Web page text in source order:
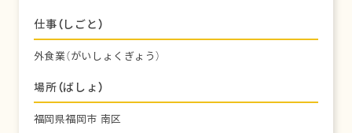
仕事（しごと）
外食業（がいしょくぎょう）
場所（ばしょ）
福岡県福岡市 南区